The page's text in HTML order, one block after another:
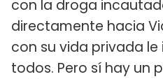
con la droga
directamente hacia
con su vida privada
todos. Pero sí hay un